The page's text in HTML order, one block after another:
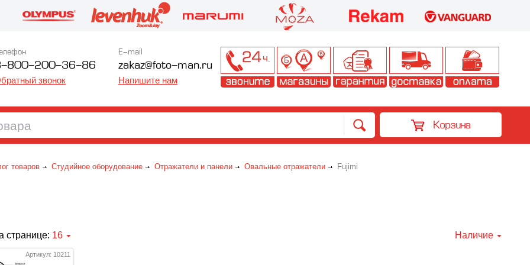
800-200-36-86
звонок
E-mail
zakaz@foto-man.ru
Напишите нам
Корзина
товаров Студийное оборудование Отражатели и панели Овальные отражатели Fujimi
странице: 16 Наличие
Артикул: 10211